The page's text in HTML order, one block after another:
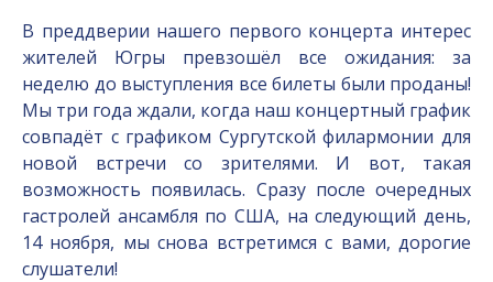
В преддверии нашего первого концерта интерес
жителей Югры превзошёл все ожидания: за
неделю до выступления все билеты были проданы!
Мы три года ждали, когда наш концертный график
совпадёт с графиком Сургутской филармонии для
новой встречи со зрителями. И вот, такая
возможность появилась. Сразу после очередных
гастролей ансамбля по США, на следующий день,
14 ноября, мы снова встретимся с вами, дорогие
слушатели!